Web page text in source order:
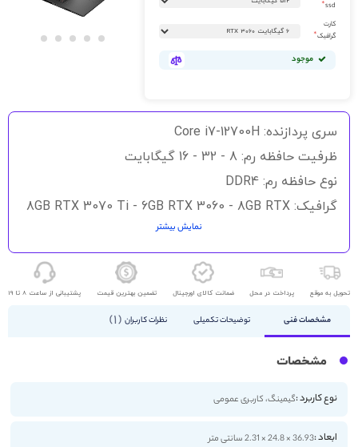
تصاویر
ssd
کارت
گرافیک
موجود
سری پردازنده: Core i7-12700H
ظرفیت حافظه رم: 8 - 32 - 16 گیگابایت
نوع حافظه رم: DDR4
گرافیک: 8GB RTX 3070 Ti - 6GB RTX 3060 - 8GB RTX
حافظه ذخیره سازی: 512GB - 1TB SSD
اندازه صفحه نمایش: 16.1 اینچ
کیفیت صفحه نمایش: 2K
نمایش بیشتر
تحویل به موقع پرداخت در محل ضمانت کالای اورجینال تضمین بهترین قیمت پشتیبانی از ساعت 8 تا 19
مشخصات فنی توضیحات تکمیلی نظرات کاربران 1
مشخصات
نوع کاربرد :گیمینگ، کاربری عمومی
ابعاد :36.93 × 24.8 × 2.31 سانتی متر